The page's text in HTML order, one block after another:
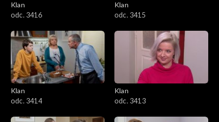
Klan
odc. 3416
Klan
odc. 3415
Klan
odc. 3414
Klan
odc. 3413